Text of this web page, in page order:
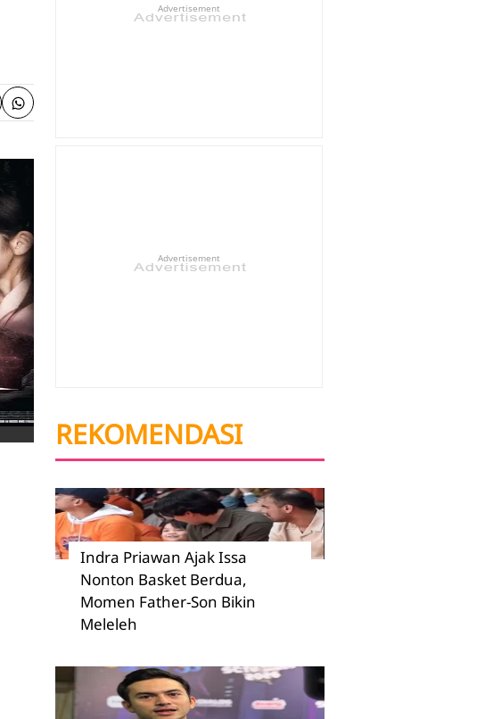
Advertisement
Advertisement
REKOMENDASI
Indra Priawan Ajak Issa
Nonton Basket Berdua,
Momen Father-Son Bikin
Meleleh